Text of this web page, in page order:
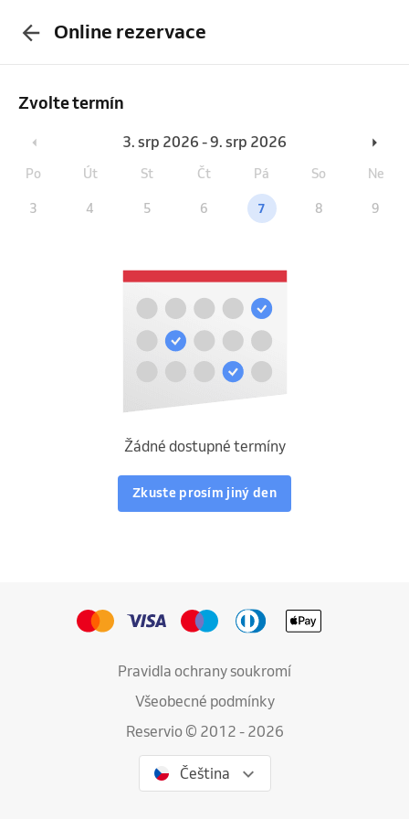
Online rezervace
Zvolte termín
3. srp 2026 - 9. srp 2026
Po Út St Čt Pá So Ne
3 4 5 6 7 8 9
Žádné dostupné termíny
Zkuste prosím jiný den
Pravidla ochrany soukromí
Všeobecné podmínky
Reservio © 2012 - 2026
Čeština